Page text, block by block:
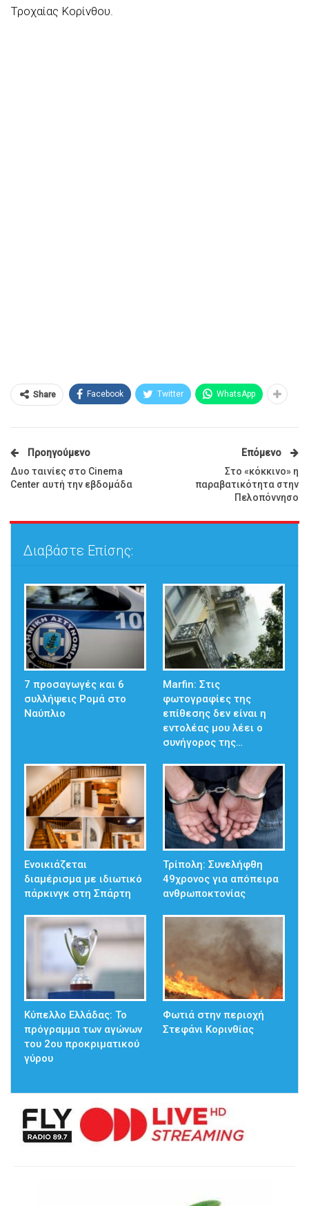
Τροχαίας Κορίνθου
Share Facebook Twitter WhatsApp
Προηγούμενο
Δυο ταινίες στο Cinema
Center αυτή την εβδομάδα
Επόμενο
Στο «κόκκινο» η
παραβατικότητα στην
Πελοπόννησο
Διαβάστε Επίσης:
7 προσαγωγές και 6
συλλήψεις Ρομά στο
Ναύπλιο
Marfin: Στις
φωτογραφίες της
επίθεσης δεν είναι η
εντολέας μου λέει ο
συνήγορος της…
Ενοικιάζεται
διαμέρισμα με ιδιωτικό
πάρκινγκ στη Σπάρτη
Τρίπολη: Συνελήφθη
49χρονος για απόπειρα
ανθρωποκτονίας
Κύπελλο Ελλάδας: Το
πρόγραμμα των αγώνων
του 2ου προκριματικού
γύρου
Φωτιά στην περιοχή
Στεφάνι Κορινθίας